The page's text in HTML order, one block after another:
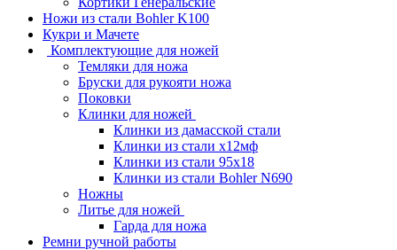
Ножи из стали Bohler K100
Кукри и Мачете
Комплектующие для ножей
Темляки для ножа
Бруски для рукояти ножа
Поковки
Клинки для ножей
Клинки из дамасской стали
Клинки из стали х12мф
Клинки из стали 95х18
Клинки из стали Bohler N690
Ножны
Литье для ножей
Гарда для ножа
Ремни ручной работы